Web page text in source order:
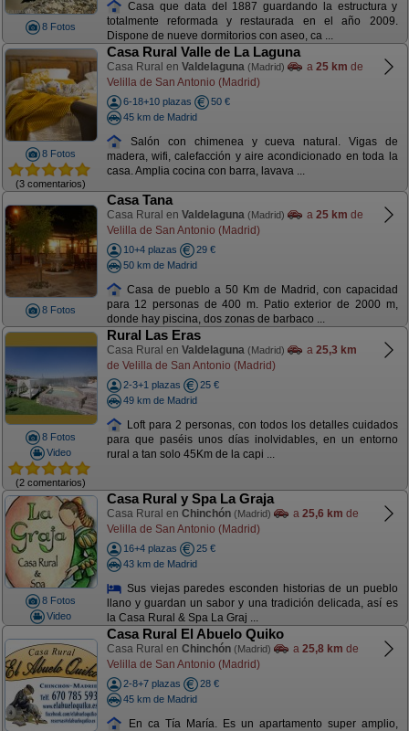
8 Fotos
Casa que data del 1887 guardando la estructura y
totalmente reformada y restaurada en el año 2009.
Dispone de nueve dormitorios con aseo, ca ...
8 Fotos
(3 comentarios)
Casa Rural Valle de La Laguna
Casa Rural en Valdelaguna (Madrid) a 25 km de
Velilla de San Antonio (Madrid)
6-18+10 plazas
50 €
45 km de Madrid
Salón con chimenea y cueva natural. Vigas de
madera, wifi, calefacción y aire acondicionado en toda la
casa. Amplia cocina con barra, lavava ...
8 Fotos
Casa Tana
Casa Rural en Valdelaguna (Madrid) a 25 km de
Velilla de San Antonio (Madrid)
10+4 plazas
29 €
50 km de Madrid
Casa de pueblo a 50 Km de Madrid, con capacidad
para 12 personas de 400 m. Patio exterior de 2000 m,
donde hay piscina, dos zonas de barbaco ...
8 Fotos
Video
(2 comentarios)
Rural Las Eras
Casa Rural en Valdelaguna (Madrid) a 25,3 km
de Velilla de San Antonio (Madrid)
2-3+1 plazas
25 €
49 km de Madrid
Loft para 2 personas, con todos los detalles cuidados
para que paséis unos días inolvidables, en un entorno
rural a tan solo 45Km de la capi ...
8 Fotos
Video
Casa Rural y Spa La Graja
Casa Rural en Chinchón (Madrid) a 25,6 km de
Velilla de San Antonio (Madrid)
16+4 plazas
25 €
43 km de Madrid
Sus viejas paredes esconden historias de un pueblo
llano y guardan un sabor y una tradición delicada, así es
la Casa Rural & Spa La Graj ...
Casa Rural El Abuelo Quiko
Casa Rural en Chinchón (Madrid) a 25,8 km de
Velilla de San Antonio (Madrid)
2-8+7 plazas
28 €
45 km de Madrid
En ca Tía María. Es un apartamento super amplio,